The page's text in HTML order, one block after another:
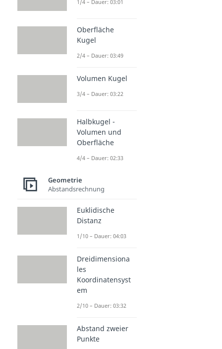
1/4 – Dauer: 03:01
Oberfläche
Kugel
2/4 – Dauer: 03:49
Volumen Kugel
3/4 – Dauer: 03:22
Halbkugel -
Volumen und
Oberfläche
4/4 – Dauer: 02:33
Geometrie
Abstandsrechnung
Euklidische
Distanz
1/10 – Dauer: 04:03
Dreidimensiona
les
Koordinatensyst
em
2/10 – Dauer: 03:32
Abstand zweier
Punkte